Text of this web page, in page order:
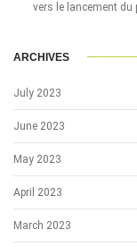
vers le lancement du
ARCHIVES
July 2023
June 2023
May 2023
April 2023
March 2023